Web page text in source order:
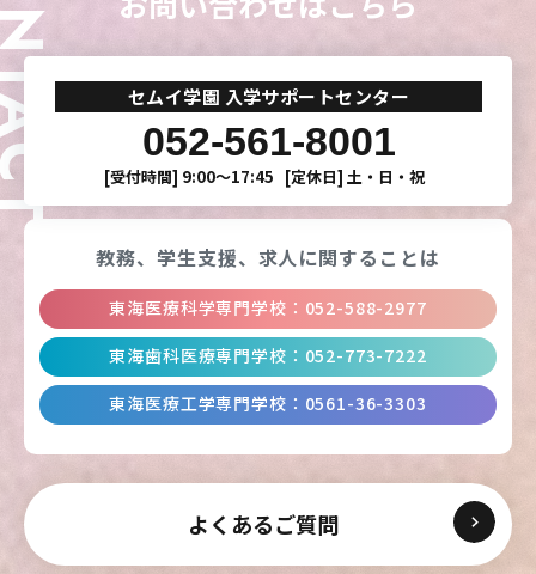
セムイ学園 入学サポートセンター
052-561-8001
[受付時間] 9:00〜17:45 [定休日] 土・日・祝
よくあるご質問
教務、学生支援、 求人に関することは
東海医療科学専門学校 ： 052-588-2977
東海歯科医療専門学校 ： 052-773-7222
東海医療工学専門学校 ： 0561-36-3303
東海歯科医療
専門学校
東海医療工学
専門学校
東海歯科医療
専門学校
東海医療工学
専門学校
東海歯科医療
専門学校
東海医療工学
専門学校
東海歯科医療
専門学校
東海医療工学
専門学校